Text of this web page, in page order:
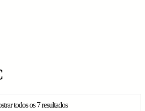
todos os 7 resultados